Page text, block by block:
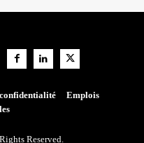
Emplois
Reserved.